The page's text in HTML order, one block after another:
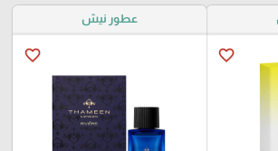
favorite_border
عطور نيش
favorite_border